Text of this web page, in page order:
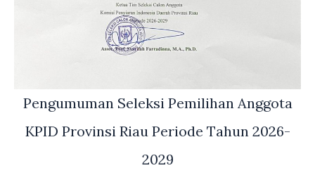
Pengumuman Seleksi Pemilihan Anggota
KPID Provinsi Riau Periode Tahun 2026-
2029